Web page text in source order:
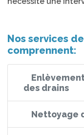
Nos services
comprennent:
des drains
Nettoyage